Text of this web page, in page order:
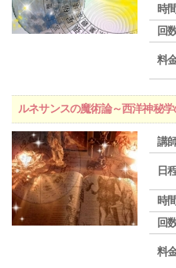
時間
回
料
ルネサンスの魔術論～西洋神秘学
講
日
時間
回
料